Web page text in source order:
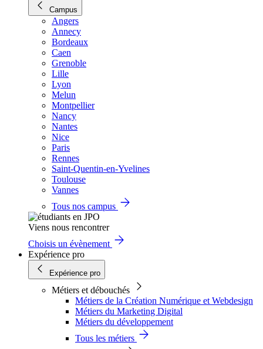
Campus
Angers
Annecy
Bordeaux
Caen
Grenoble
Lille
Lyon
Melun
Montpellier
Nancy
Nantes
Nice
Paris
Rennes
Saint-Quentin-en-Yvelines
Toulouse
Vannes
Tous nos campus
Viens nous rencontrer
Choisis un évènement
Expérience pro
Expérience pro
Métiers et débouchés
Métiers de la Création Numérique et Webdesign
Métiers du Marketing Digital
Métiers du développement
Tous les métiers